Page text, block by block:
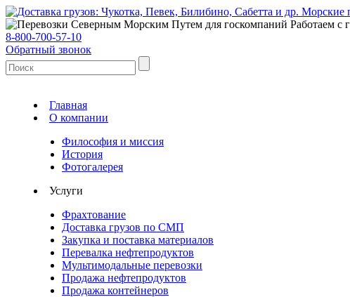
Морские
Работаем с
8-800-700-57-10
Обратный звонок
Главная
О компании
Философия и миссия
История
Фотогалерея
Услуги
Фрахтование
Доставка грузов по СМП
Закупка и поставка материалов
Перевалка нефтепродуктов
Мультимодальные перевозки
Продажа нефтепродуктов
Продажа контейнеров